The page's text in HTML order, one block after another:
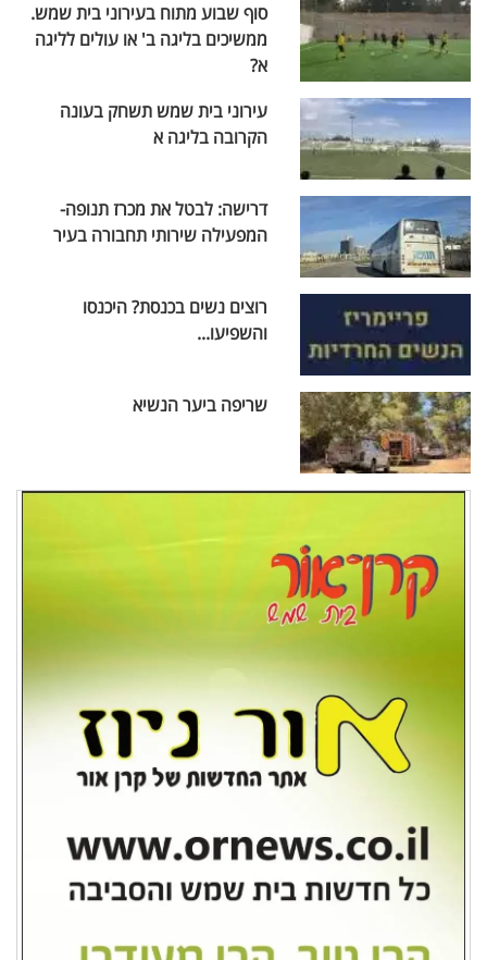
סוף שבוע מתוח בעירוני בית שמש.
ממשיכים בליגה ב' או עולים לליגה
א?
עירוני בית שמש תשחק בעונה
הקרובה בליגה א
דרישה: לבטל את מכרז תנופה-
המפעילה שירותי תחבורה בעיר
רוצים נשים בכנסת? היכנסו
והשפיעו...
שריפה ביער הנשיא